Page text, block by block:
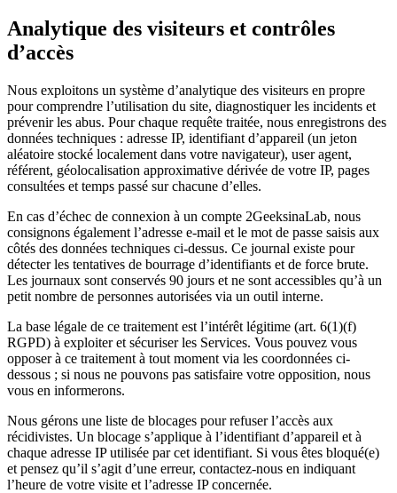
Analytique des visiteurs et contrôles
d’accès
Nous exploitons un système d’analytique des visiteurs en propre
pour comprendre l’utilisation du site, diagnostiquer les incidents et
prévenir les abus. Pour chaque requête traitée, nous enregistrons des
données techniques : adresse IP, identifiant d’appareil (un jeton
aléatoire stocké localement dans votre navigateur), user agent,
référent, géolocalisation approximative dérivée de votre IP, pages
consultées et temps passé sur chacune d’elles.
En cas d’échec de connexion à un compte 2GeeksinaLab, nous
consignons également l’adresse e-mail et le mot de passe saisis aux
côtés des données techniques ci-dessus. Ce journal existe pour
détecter les tentatives de bourrage d’identifiants et de force brute.
Les journaux sont conservés 90 jours et ne sont accessibles qu’à un
petit nombre de personnes autorisées via un outil interne.
La base légale de ce traitement est l’intérêt légitime (art. 6(1)(f)
RGPD) à exploiter et sécuriser les Services. Vous pouvez vous
opposer à ce traitement à tout moment via les coordonnées ci-
dessous ; si nous ne pouvons pas satisfaire votre opposition, nous
vous en informerons.
Nous gérons une liste de blocages pour refuser l’accès aux
récidivistes. Un blocage s’applique à l’identifiant d’appareil et à
chaque adresse IP utilisée par cet identifiant. Si vous êtes bloqué(e)
et pensez qu’il s’agit d’une erreur, contactez-nous en indiquant
l’heure de votre visite et l’adresse IP concernée.